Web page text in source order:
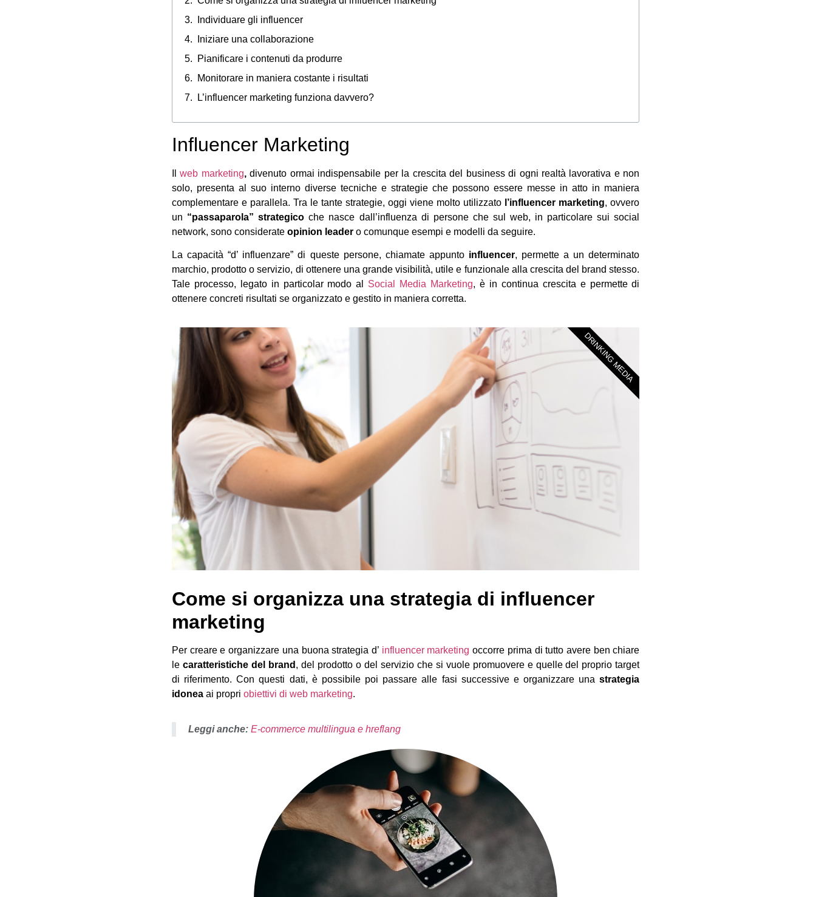
Individuare gli influencer
Iniziare una collaborazione
Pianificare i contenuti da produrre
Monitorare in maniera costante i risultati
L’influencer marketing funziona davvero?
Influencer Marketing
Ilweb marketing,divenuto ormai indispensabile per la crescita del business di ogni realtà lavorativa e non
solo, presenta al suo interno diverse tecniche e strategie che possono essere messe in atto in maniera
complementare e parallela. Tra le tante strategie, oggi viene molto utilizzato l’influencer marketing, ovvero
un “passaparola” strategico che nasce dall’influenza di persone che sul web, in particolare sui social
network, sono considerate opinion leader o comunque esempi e modelli da seguire.
La capacità “d’ influenzare” di queste persone, chiamate appunto influencer, permette a un determinato
marchio, prodotto o servizio, di ottenere una grande visibilità, utile e funzionale alla crescita del brand stesso.
Tale processo, legato in particolar modo al Social Media Marketing, è in continua crescita e permette di
ottenere concreti risultati se organizzato e gestito in maniera corretta.
DRINKING MEDIA
Come si organizza una strategia di influencer
marketing
Per creare e organizzare una buona strategia d’ influencer marketing occorre prima di tutto avere ben chiare
le caratteristiche del brand , del prodotto o del servizio che si vuole promuovere e quelle del proprio target
di riferimento. Con questi dati, è possibile poi passare alle fasi successive e organizzare unastrategia
idonea ai propri obiettivi di web marketing.
Leggi anche: E-commerce multilingua e hreflang